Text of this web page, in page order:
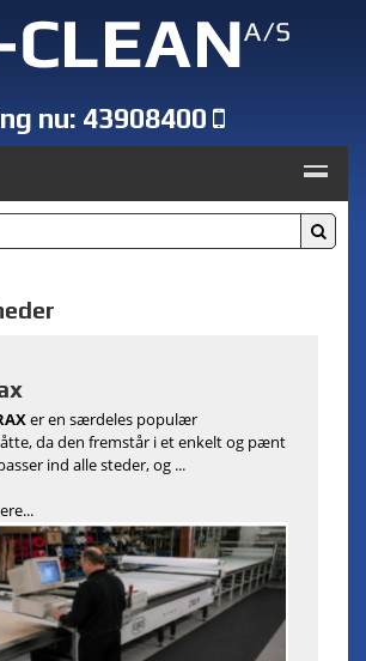
nu: 43908400
er en særdeles populær
da den fremstår i et enkelt og pænt
ind alle steder, og ...